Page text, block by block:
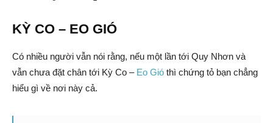
KỲ CO – EO GIÓ
Có nhiều người vẫn nói rằng, nếu một lần tới Quy Nhơn và
vẫn chưa đặt chân tới Kỳ Co – Eo Gió thì chứng tỏ bạn chẳng
hiểu gì về nơi này cả.